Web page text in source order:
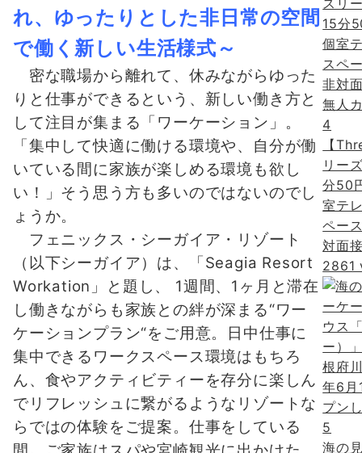
れ、ゆったりとした非日常の空間
で働く新しい生活様式～
密な職場から離れて、休みながらゆった
りと仕事ができるという、新しい働き方と
して注目が集まる「ワーケーション」。
「集中して快適に働ける環境や、自分が働
いている間に家族が楽しめる環境も欲し
い！」そう思う方も多いのではないのでし
ょうか。
フェニックス・シーガイア・リゾート
（以下シーガイア）は、「Seagia Resort
Workation」と題し、 1週間、1ヶ月と滞在
し働きながらも家族との絆が深まる“ワー
ケーションプラン“をご用意。日中仕事に
集中できるワークスペース環境はもちろ
ん、食やアクティビティーを存分に楽しん
でリフレッシュに繋がるようなリゾートな
らではの体験をご提案。仕事をしている
4
【
リー
分50
室テ
ペー
対面
2861
5
海の